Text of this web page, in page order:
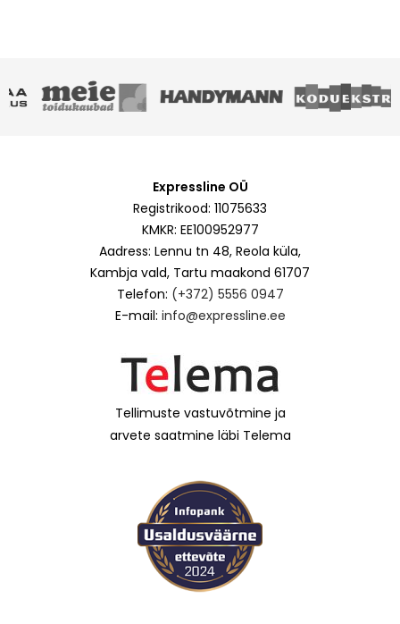
Expressline OÜ
Registrikood: 11075633
KMKR: EE100952977
Aadress: Lennu tn 48, Reola küla,
Kambja vald, Tartu maakond 61707
Telefon: (+372) 5556 0947
E-mail: info@expressline.ee
Tellimuste vastuvõtmine ja
arvete saatmine läbi Telema